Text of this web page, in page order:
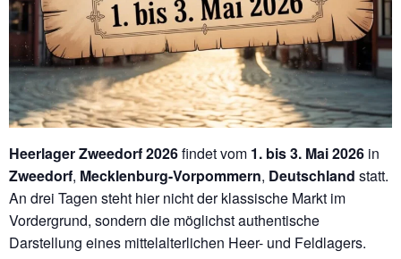
Heerlager Zweedorf 2026findet vom 1. bis 3. Mai 2026 in
Zweedorf, Mecklenburg-Vorpommern, Deutschland statt.
An drei Tagen steht hier nicht der klassische Markt im
Vordergrund, sondern die möglichst authentische
Darstellung eines mittelalterlichen Heer- und Feldlagers.